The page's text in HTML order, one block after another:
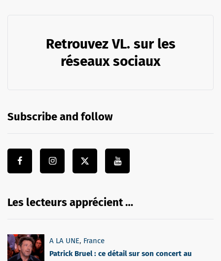
Retrouvez VL. sur les
réseaux sociaux
Subscribe and follow
Les lecteurs apprécient …
A LA UNE, France
Patrick Bruel : ce détail sur son concert au